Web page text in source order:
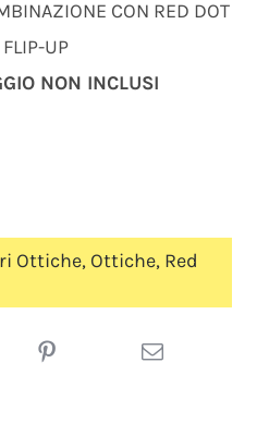
CON RED DOT
UP
NON INCLUSI
Ottiche, Ottiche, Red